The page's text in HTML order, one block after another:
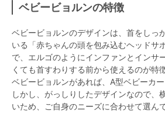
ベビービョルンの特徴
ベビービョルンのデザインは、首をしっ
いる「赤ちゃんの頭を包み込むヘッドサ
で、エルゴのようにインファンとインサ
くても首すわりする前から使えるのが特徴
ベビービョルンがあれば、A型ベビーカー
しかし、がっしりしたデザインなので、
いため、ご自身のニーズに合わせて選ん